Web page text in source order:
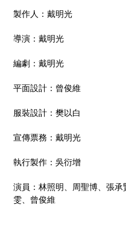
製作人：戴明光
導演：戴明光
編劇：戴明光
平面設計：曾俊維
服裝設計：樊以白
宣傳票務：戴明光
執行製作：吳衍增
演員：林照明、周聖博、張
雯、曾俊維